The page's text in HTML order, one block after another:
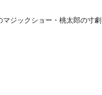
マジックショー・桃太郎の寸劇